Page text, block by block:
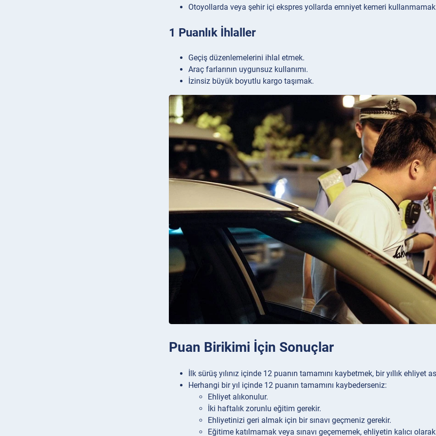
Otoyollarda veya şehir içi ekspres yollarda emniyet kemeri
1 Puanlık İhlaller
Geçiş düzenlemelerini ihlal etmek.
Araç farlarının uygunsuz kullanımı.
İzinsiz büyük boyutlu kargo taşımak.
Puan Birikimi İçin Sonuçlar
İlk sürüş yılınız içinde 12 puanın tamamını kaybetmek, bir yıllık ehliyet
Herhangi bir yıl içinde 12 puanın tamamını kaybederseniz:
Ehliyet alıkonulur.
İki haftalık zorunlu eğitim gerekir.
Ehliyetinizi geri almak için bir sınavı geçmeniz gerekir.
Eğitime katılmamak veya sınavı geçememek, ehliyetin kalıcı